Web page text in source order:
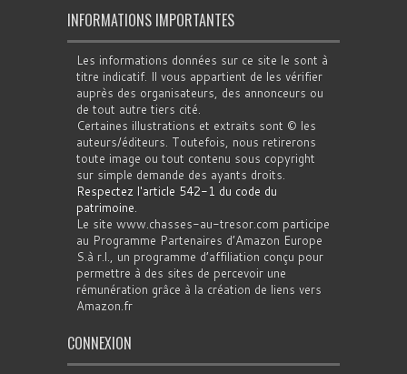
INFORMATIONS IMPORTANTES
Les informations données sur ce site le sont à
titre indicatif. Il vous appartient de les vérifier
auprès des organisateurs, des annonceurs ou
de tout autre tiers cité.
Certaines illustrations et extraits sont © les
auteurs/éditeurs. Toutefois, nous retirerons
toute image ou tout contenu sous copyright
sur simple demande des ayants droits.
Respectez l'article 542-1 du code du
patrimoine.
Le site www.chasses-au-tresor.com participe
au Programme Partenaires d’Amazon Europe
S.à r.l., un programme d’affiliation conçu pour
permettre à des sites de percevoir une
rémunération grâce à la création de liens vers
Amazon.fr
CONNEXION